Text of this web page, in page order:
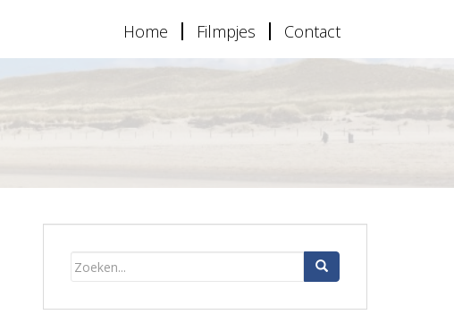
Home Filmpjes Contact